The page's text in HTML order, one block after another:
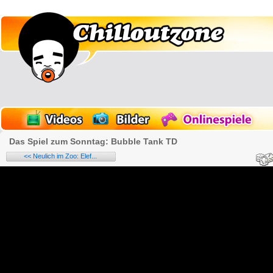
Das Spiel zum Sonntag: Bubble Tank TD
<< Neulich im Zoo: Elef...